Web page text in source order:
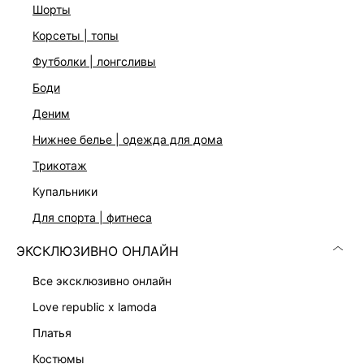
шорты
корсеты | топы
футболки | лонгсливы
боди
деним
нижнее белье | одежда для дома
трикотаж
купальники
для спорта | фитнеса
ЭКСКЛЮЗИВНО ОНЛАЙН
все эксклюзивно онлайн
love republic x lamoda
платья
костюмы
стандартному размеру.
ДОСТАВКА И ВОЗВРАТ
Подробные условия доставки и возврата
в AppStore
КАТАЛОГ
КОМПАНИЯ